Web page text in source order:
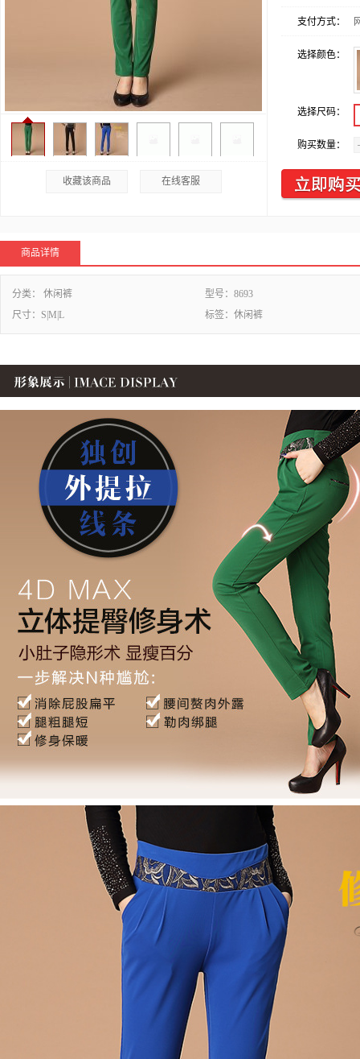
收藏该商品 在线客服
支付方式：
选择颜色：
选择尺码：
购买数量：
商品详情
分类： 休闲裤 型号： 8693
尺寸： S|M|L 标签： 休闲裤